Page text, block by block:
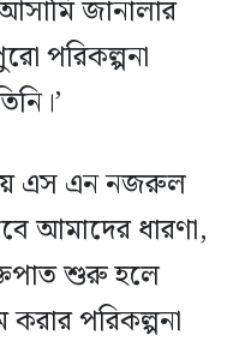
জানালার
পরিকল্পনা
এস এন নজরুল
আমাদের ধারণা,
শুরু হলে
পরিকল্পনা